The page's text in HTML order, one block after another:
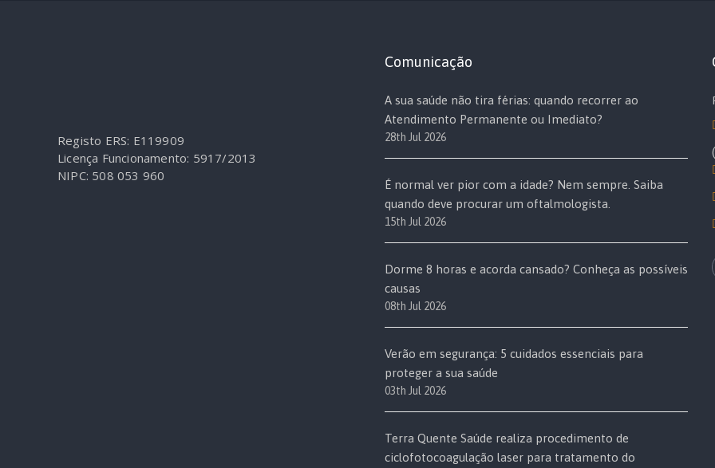
Registo ERS: E119909
Licença Funcionamento: 5917/2013
NIPC: 508 053 960
Comunicação
A sua saúde não tira férias: quando recorrer ao
Atendimento Permanente ou Imediato?
28th Jul 2026
É normal ver pior com a idade? Nem sempre. Saiba
quando deve procurar um oftalmologista.
15th Jul 2026
Dorme 8 horas e acorda cansado? Conheça as possíveis
causas
08th Jul 2026
Verão em segurança: 5 cuidados essenciais para
proteger a sua saúde
03th Jul 2026
Terra Quente Saúde realiza procedimento de
ciclofotocoagulação laser para tratamento do